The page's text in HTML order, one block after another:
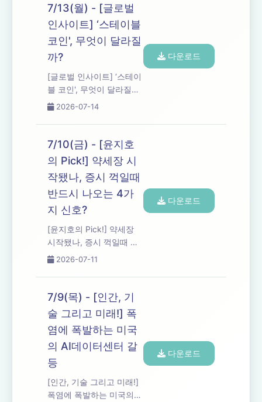
7/13(월) - [글로벌
인사이트] ‘스테이블
코인', 무엇이 달라질
까?
[글로벌 인사이트] ‘스테이
블 코인', 무엇이 달라질
까?2026-07-14
다운로드
7/10(금) - [윤지호
의 Pick!] 약세장 시
작됐나, 증시 꺽일때
반드시 나오는 4가
지 신호?
[윤지호의 Pick!] 약세장
시작됐나, 증시 꺽일때 반
드시 나오는 4가지 신호?
2026-07-11
다운로드
7/9(목) - [인간, 기
술 그리고 미래!] 폭
염에 폭발하는 미국
의 AI데이터센터 갈
등
[인간, 기술 그리고 미래!]
폭염에 폭발하는 미국의
다운로드